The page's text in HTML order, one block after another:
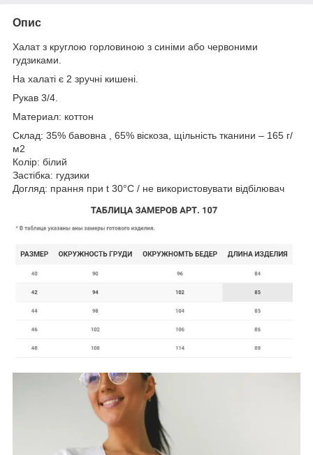
Опис
Халат з круглою горловиною з синіми або червоними
гудзиками.
На халаті є 2 зручні кишені.
Рукав 3/4.
Материал: коттон
Склад: 35% бавовна , 65% віскоза, щільність тканини – 165 г/
м2
Колір: білий
Застібка: гудзики
Догляд: прання при t 30°C / не використовувати відбілювач